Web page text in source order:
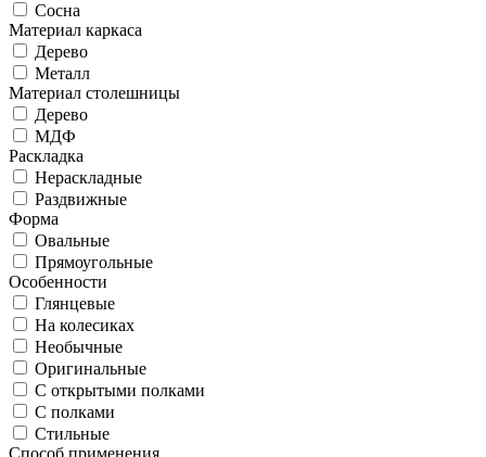
Сосна
Материал каркаса
Дерево
Металл
Материал столешницы
Дерево
МДФ
Раскладка
Нераскладные
Раздвижные
Форма
Овальные
Прямоугольные
Особенности
Глянцевые
На колесиках
Необычные
Оригинальные
С открытыми полками
С полками
Стильные
Способ применения